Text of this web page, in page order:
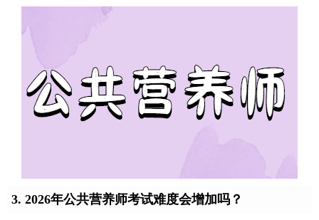
3. 2026年公共营养师考试难度会增加吗？